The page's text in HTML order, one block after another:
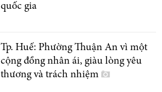
quốc gia
Tp. Huế: Phường Thuận An vì một
cộng đồng nhân ái, giàu lòng yêu
thương và trách nhiệm